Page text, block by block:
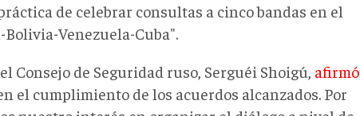
de celebrar consultas a cinco bandas en el
Venezuela-Cuba".
Consejo de Seguridad ruso, Serguéi Shoigú, afirmó
el cumplimiento de los acuerdos alcanzados. Por